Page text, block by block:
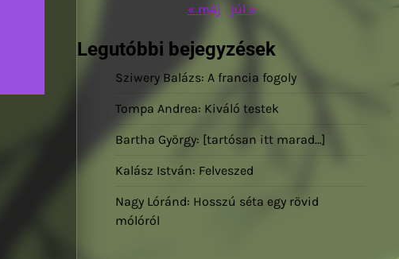
« máj júl »
Legutóbbi bejegyzések
Sziwery Balázs: A francia fogoly
Tompa Andrea: Kiváló testek
Bartha György: [tartósan itt marad…]
Kalász István: Felveszed
Nagy Lóránd: Hosszú séta egy rövid
mólóról